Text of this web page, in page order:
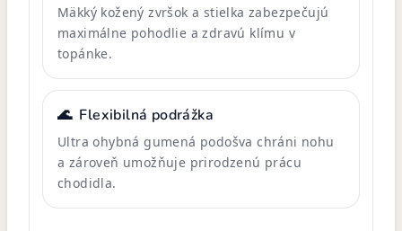
Mäkký kožený zvršok a stielka zabezpečujú
maximálne pohodlie a zdravú klímu v
topánke.
🌊 Flexibilná podrážka
Ultra ohybná gumená podošva chráni nohu
a zároveň umožňuje prirodzenú prácu
chodidla.